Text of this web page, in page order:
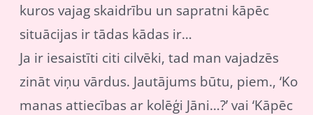
kuros vajag skaidrību un sapratni kāpēc
situācijas ir tādas kādas ir…
Ja ir iesaistīti citi cilvēki, tad man vajadzēs
zināt viņu vārdus. Jautājums būtu, piem., ‘Ko
manas attiecības ar kolēģi Jāni…?’ vai ‘Kāpēc